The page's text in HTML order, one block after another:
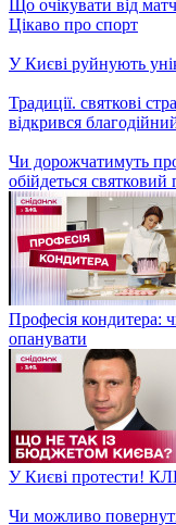
У Києві обмежили рух
Для себе я зрозумів
ховатися – історія
Дітей загиблого
ж насправді